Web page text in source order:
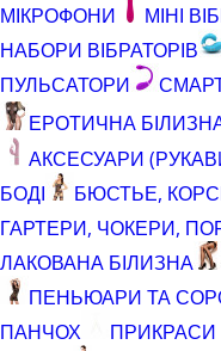
МІКРОФОНИ
МІНІ
НАБОРИ ВІБРАТОРІВ
ПУЛЬСАТОРИ
ЕРОТИЧНА
АКСЕСУАРИ
БОДІ
БЮСТЬЕ,
ГАРТЕРИ, ЧОКЕРИ,
ЛАКОВАНА БІЛИЗНА
ПЕНЬЮАРИ ТА
ПАНЧОХ
ПРИКРАСИ